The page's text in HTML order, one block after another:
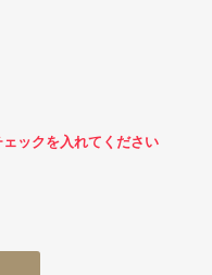
ックを入れてください